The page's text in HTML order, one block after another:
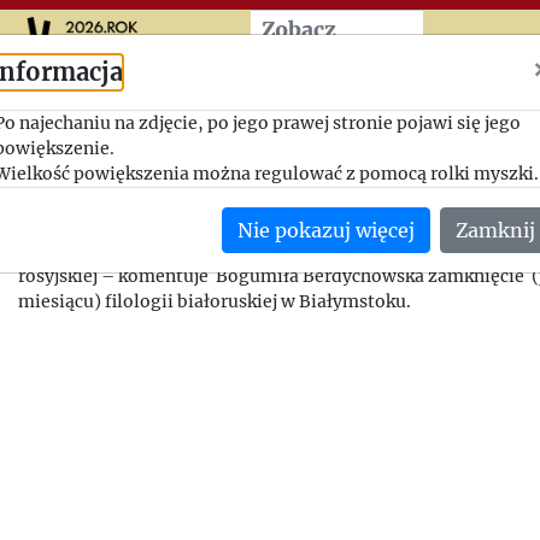
Przeskocz do treści
Zobacz
Kłopoty z filologią
polskim uniwersytecie.
1995-03-24, Bogumiła Berdychowska - Jerzy Giedroyc
Zła krew i wstyd po wcieleniu białorutenistyki do wydziału
rosyjskiej – komentuje Bogumiła Berdychowska zamknięcie
miesiącu) filologii białoruskiej w Białymstoku.
najechaniu na zdjęcie, po jego prawej stronie pojawi się jego
powiększenia można regulować z pomocą rolki myszki.
Nie pokazuj więcej Zamknij